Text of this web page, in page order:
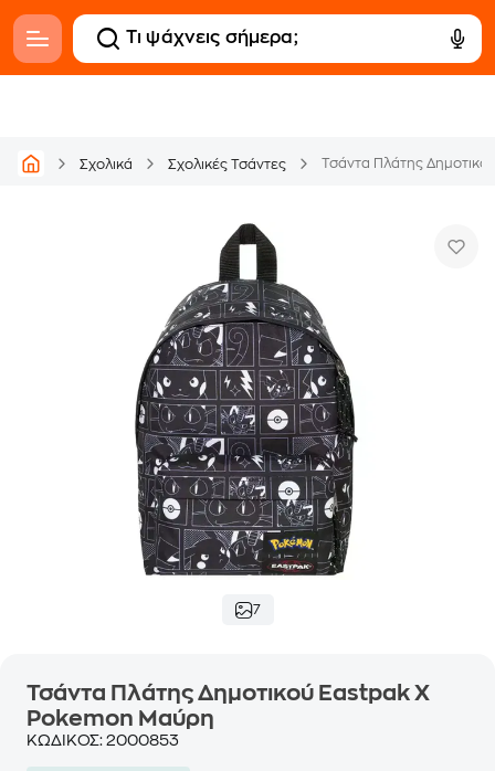
Σχολικά Σχολικές Τσάντες Τσάντα Πλάτης
7
Τσάντα Πλάτης Δημοτικού Eastpak X
Pokemon Μαύρη
ΚΩΔΙΚΟΣ: 2000853